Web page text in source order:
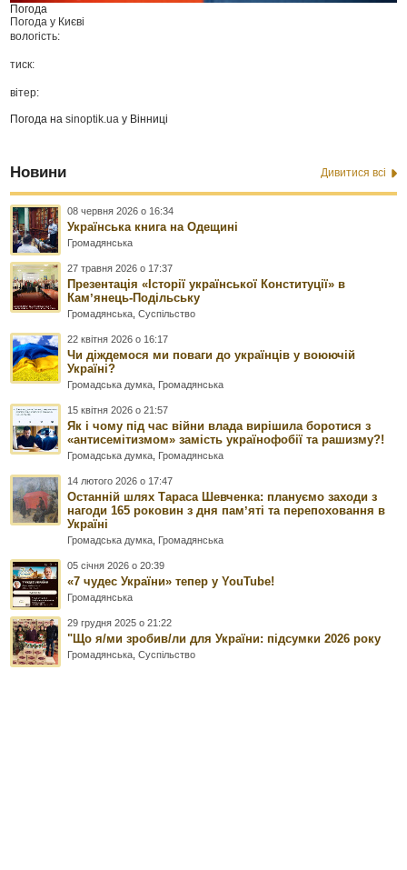
Погода
Погода у Києві
вологість:
тиск:
вітер:
Погода наsinoptik.ua у Вінниці
Новини Дивитися всі
08 червня 2026 о 16:34
Українська книга на Одещині
Громадянська
27 травня 2026 о 17:37
Презентація «Історії української Конституції» в
Камʼянець-Подільську
Громадянська ,Суспільство
22 квітня 2026 о 16:17
Чи діждемося ми поваги до українців у воюючій
Україні?
Громадська думка Громадянська
15 квітня 2026 о 21:57
Як і чому під час війни влада вирішила боротися з
«антисемітизмом» замість українофобії та рашизму?!
Громадська думка Громадянська
14 лютого 2026 о 17:47
Останній шлях Тараса Шевченка: плануємо заходи з
нагоди 165 роковин з дня памʼяті та перепоховання в
Україні
Громадська думка Громадянська
05 січня 2026 о 20:39
«7 чудес України» тепер у YouTube!
Громадянська
29 грудня 2025 о 21:22
"Що я/ми зробив/ли для України: підсумки 2026 року
Громадянська ,Суспільство